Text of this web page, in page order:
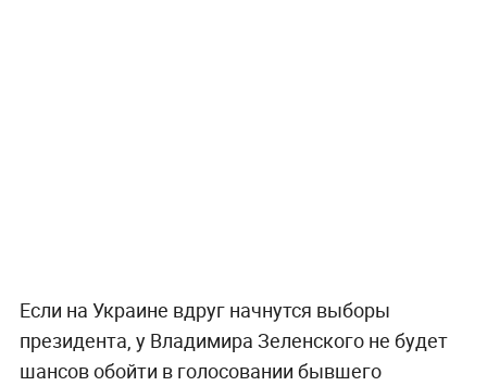
Если на Украине вдруг начнутся выборы
президента, у Владимира Зеленского не будет
шансов обойти в голосовании бывшего